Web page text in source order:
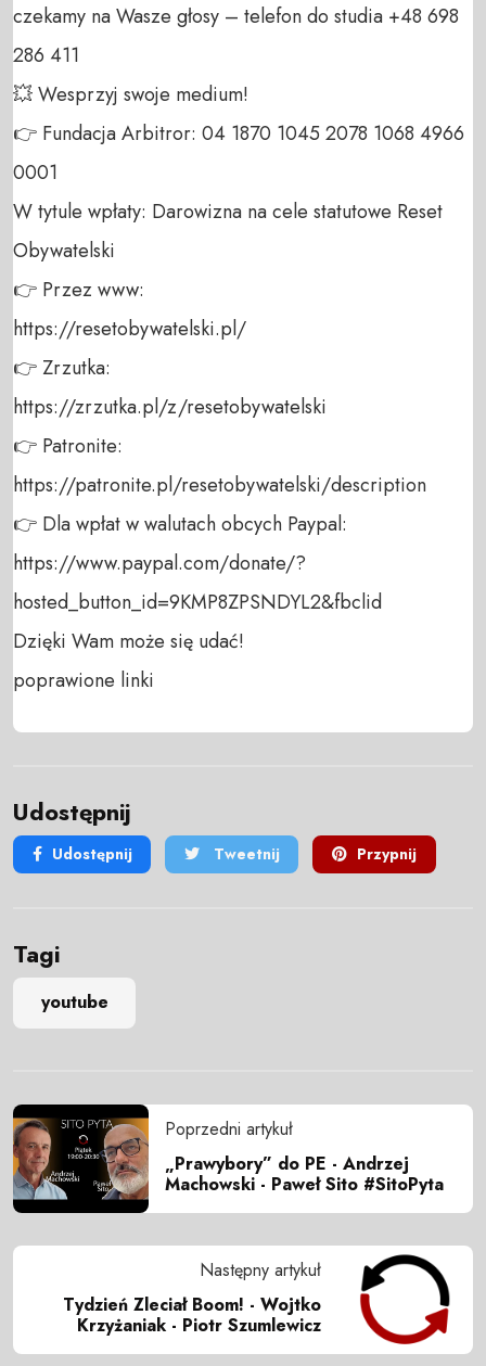
czekamy na Wasze głosy – telefon do studia +48 698
286 411
💥 Wesprzyj swoje medium!
👉 Fundacja Arbitror: 04 1870 1045 2078 1068 4966
0001
W tytule wpłaty: Darowizna na cele statutowe Reset
Obywatelski
👉 Przez www:
https://resetobywatelski.pl/
👉 Zrzutka:
https://zrzutka.pl/z/resetobywatelski
👉 Patronite:
https://patronite.pl/resetobywatelski/description
👉 Dla wpłat w walutach obcych Paypal:
https://www.paypal.com/donate/?
hosted_button_id=9KMP8ZPSNDYL2&fbclid
Dzięki Wam może się udać!
poprawione linki
Udostępnij
Udostępnij Tweetnij Przypnij
Tagi
youtube
Poprzedni artykuł
„Prawybory” do PE - Andrzej
Machowski - Paweł Sito #SitoPyta
Następny artykuł
Tydzień Zleciał Boom! - Wojtko
Krzyżaniak - Piotr Szumlewicz